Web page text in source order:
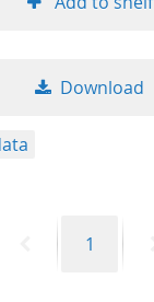
Download
PreviousPage
1